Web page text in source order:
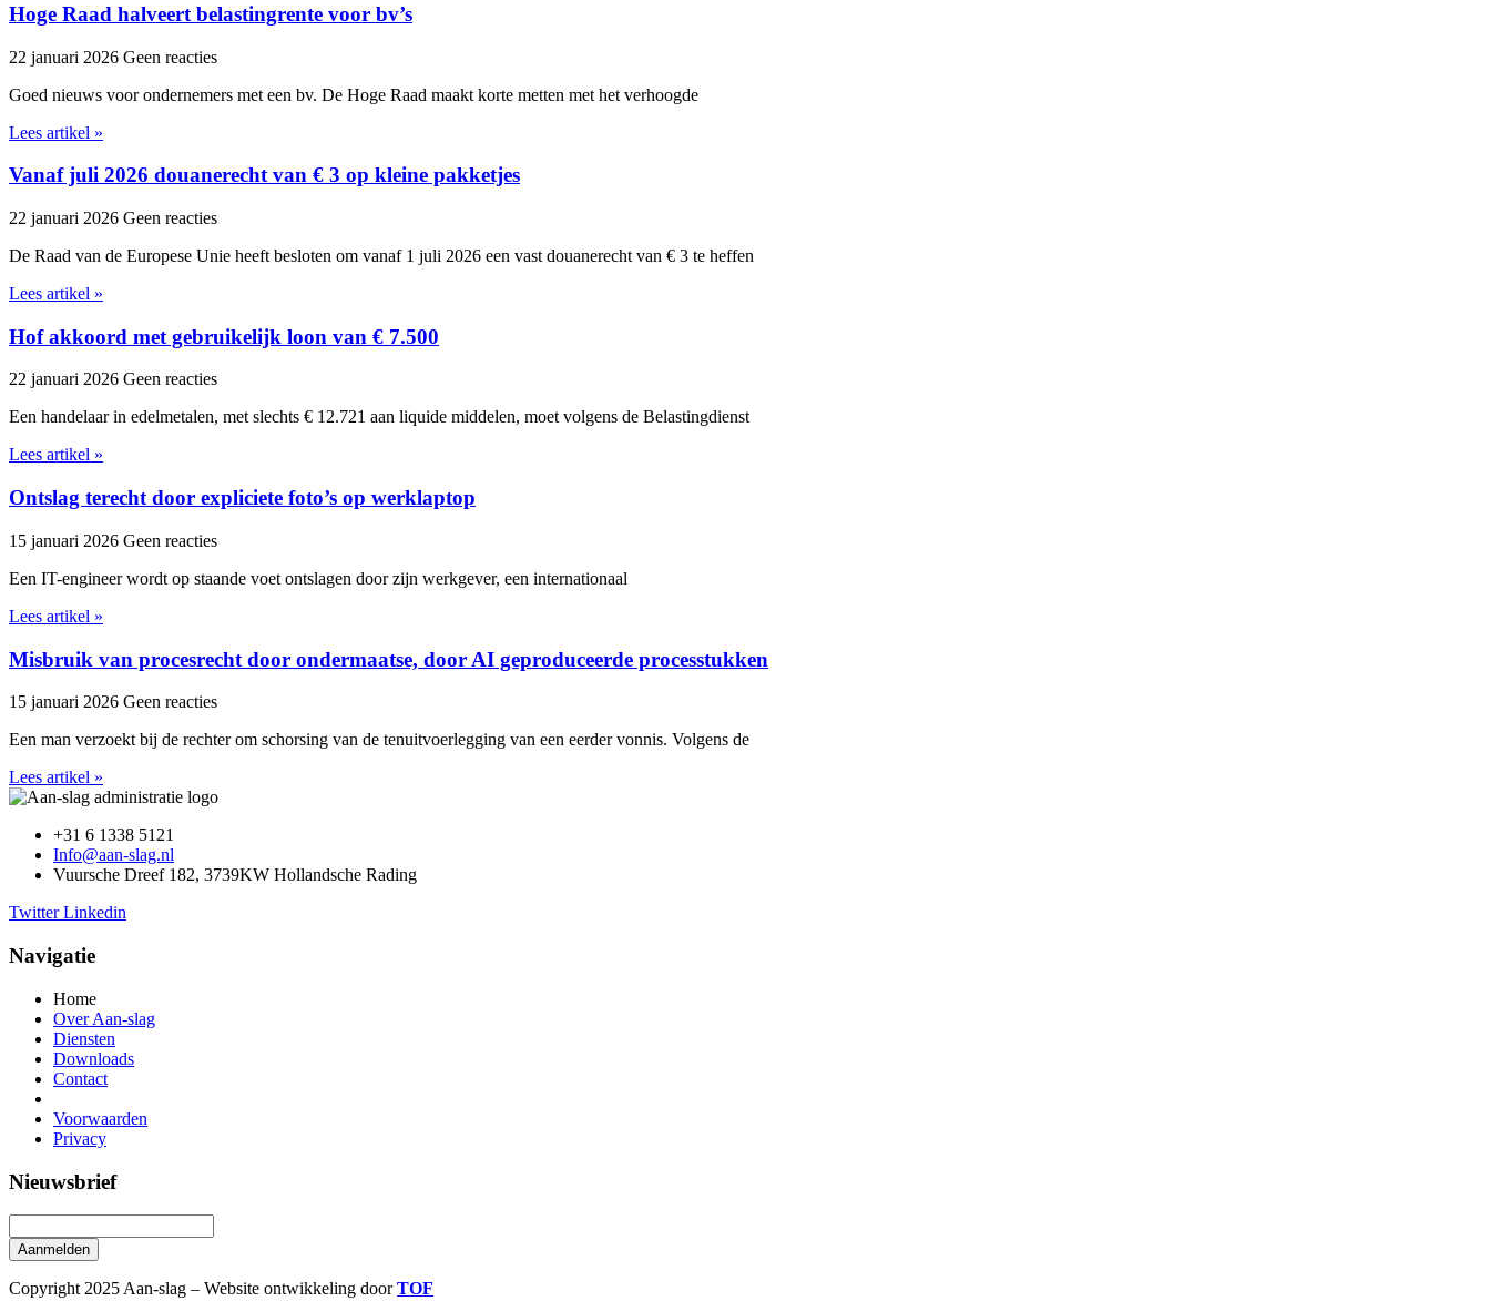
Hoge Raad halveert belastingrente voor bv’s
22 januari 2026 Geen reacties
Goed nieuws voor ondernemers met een bv. De Hoge Raad maakt korte metten met het verhoogde
Lees artikel »
Vanaf juli 2026 douanerecht van € 3 op kleine pakketjes
22 januari 2026 Geen reacties
De Raad van de Europese Unie heeft besloten om vanaf 1 juli 2026 een vast douanerecht van € 3 te heffen
Lees artikel »
Hof akkoord met gebruikelijk loon van € 7.500
22 januari 2026 Geen reacties
Een handelaar in edelmetalen, met slechts € 12.721 aan liquide middelen, moet volgens de Belastingdienst
Lees artikel »
Ontslag terecht door expliciete foto’s op werklaptop
15 januari 2026 Geen reacties
Een IT-engineer wordt op staande voet ontslagen door zijn werkgever, een internationaal
Lees artikel »
Misbruik van procesrecht door ondermaatse, door AI geproduceerde processtukken
15 januari 2026 Geen reacties
Een man verzoekt bij de rechter om schorsing van de tenuitvoerlegging van een eerder vonnis. Volgens de
Lees artikel »
+31 6 1338 5121
Info@aan-slag.nl
Vuursche Dreef 182, 3739KW Hollandsche Rading
Twitter Linkedin
Navigatie
Home
Over Aan-slag
Diensten
Downloads
Contact
Voorwaarden
Privacy
Nieuwsbrief
Aanmelden
Copyright 2025 Aan-slag – Website ontwikkeling doorTOF